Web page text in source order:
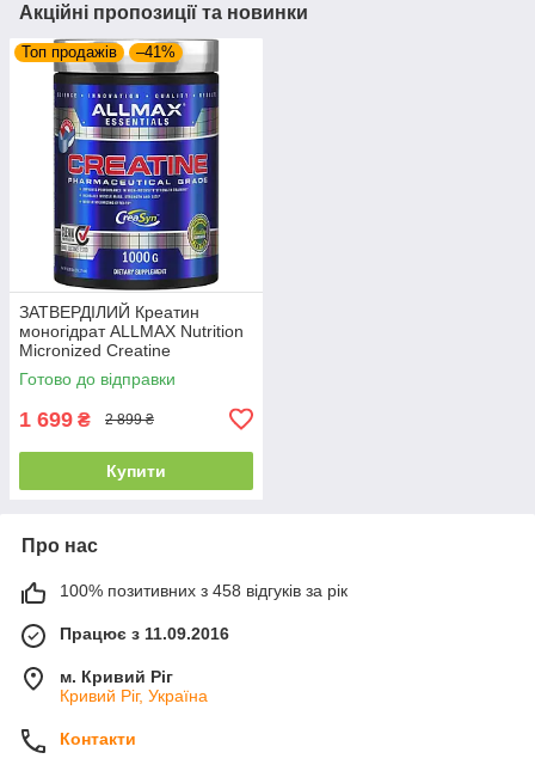
Акційні пропозиції та новинки
Топ продажів –41%
ЗАТВЕРДІЛИЙ Креатин
моногідрат ALLMAX Nutrition
Micronized Creatine
Monohydrate 1000 грамів
Готово до відправки
1 699 ₴ 2 899 ₴
Купити
Про нас
100% позитивних з 458 відгуків за рік
Працює з 11.09.2016
м. Кривий Ріг
Кривий Ріг, Україна
Контакти